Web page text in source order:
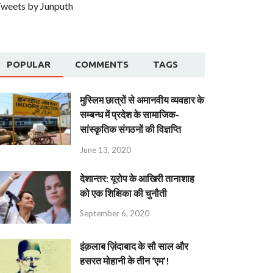
by Junputh
POPULAR COMMENTS TAGS
मुस्लिम छात्रों से अमानवीय व्यवहार के
सम्बन्ध में प्रदेश के सामाजिक-
सांस्कृतिक संगठनों की विज्ञप्ति
June 13, 2020
देशान्‍तर: यूरोप के आखिरी तानाशाह
को एक शिक्षिका की चुनौती
September 6, 2020
इंक़लाब ज़िंदाबाद के सौ साल और
हसरत मोहानी के तीन ‘एम’!